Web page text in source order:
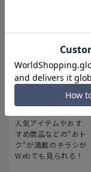
最新のお買い得情報
人気アイテムやおす
すめ商品などの“おト
ク“が満載のチラシが
Webでも見られる！